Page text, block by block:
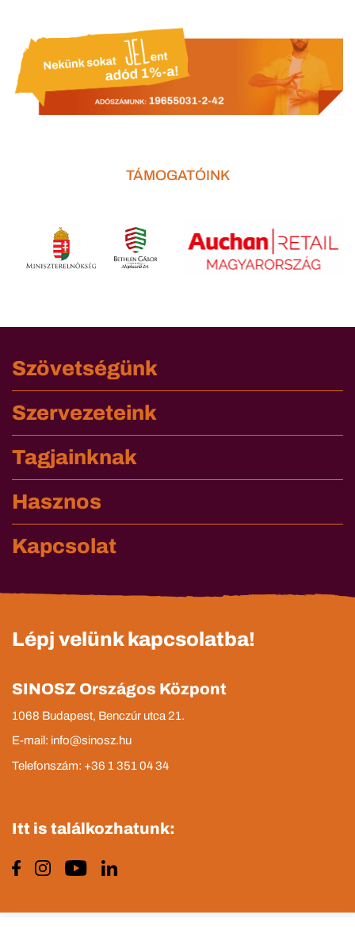
TÁMOGATÓINK
Szövetségünk
Szervezeteink
Tagjainknak
Hasznos
Kapcsolat
Lépj velünk kapcsolatba!
SINOSZ Országos Központ
1068 Budapest, Benczúr utca 21.
E-mail: info@sinosz.hu
Telefonszám: +36 1 351 04 34
Itt is találkozhatunk: